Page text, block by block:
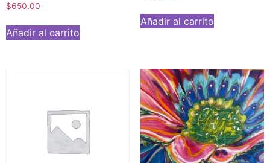
$650.00
Añadir al carrito
Añadir al carrito